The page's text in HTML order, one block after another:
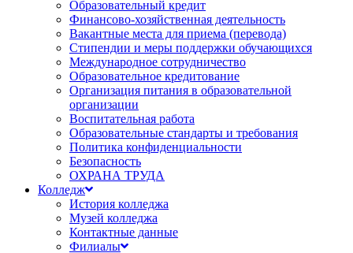
Образовательный кредит
Финансово-хозяйственная деятельность
Вакантные места для приема (перевода)
Стипендии и меры поддержки обучающихся
Международное сотрудничество
Образовательное кредитование
Организация питания в образовательной
организации
Воспитательная работа
Образовательные стандарты и требования
Политика конфиденциальности
Безопасность
ОХРАНА ТРУДА
Колледж
История колледжа
Музей колледжа
Контактные данные
Филиалы